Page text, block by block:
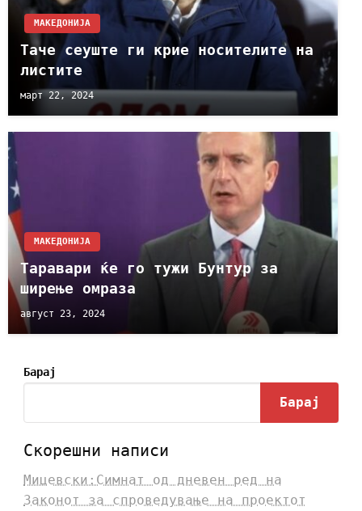
МАКЕДОНИЈА
Таче сеуште ги крие носителите на
листите
март 22, 2024
МАКЕДОНИЈА
Таравари ќе го тужи Бунтур за
ширење омраза
август 23, 2024
Барај
Барај
Скорешни написи
Мицевски:Симнат од дневен ред на
Законот за спроведување на проектот